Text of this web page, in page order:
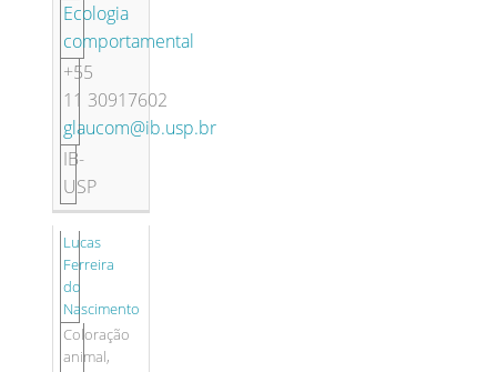
Ecologia
comportamental
+55
11 30917602
glaucom@ib.usp.br
IB-
USP
Lucas
Ferreira
do
Nascimento
Coloração
animal,